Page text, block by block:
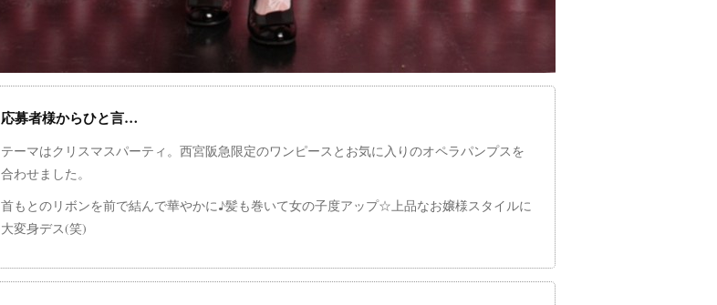
応募者様からひと言…
テーマはクリスマスパーティ。西宮阪急限定のワンピースとお気に入りのオペラパンプスを
合わせました。
首もとのリボンを前で結んで華やかに♪髪も巻いて女の子度アップ☆上品なお嬢様スタイルに
大変身デス(笑)